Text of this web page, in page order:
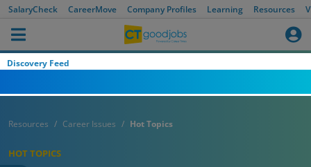
SalaryCheck CareerMove Company Profiles Learning Resources
Discovery Feed
Resources Career Issues Hot Topics
HOT TOPICS